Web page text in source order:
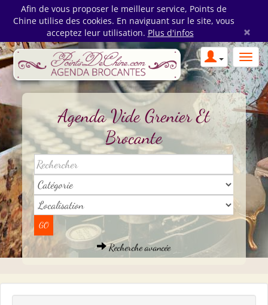
Afin de vous proposer le meilleur service, Points de
Chine utilise des cookies. En naviguant sur le site, vous
acceptez leur utilisation. Plus d'infos ×
Agenda Vide Grenier Et
Brocante
Recherche avancée